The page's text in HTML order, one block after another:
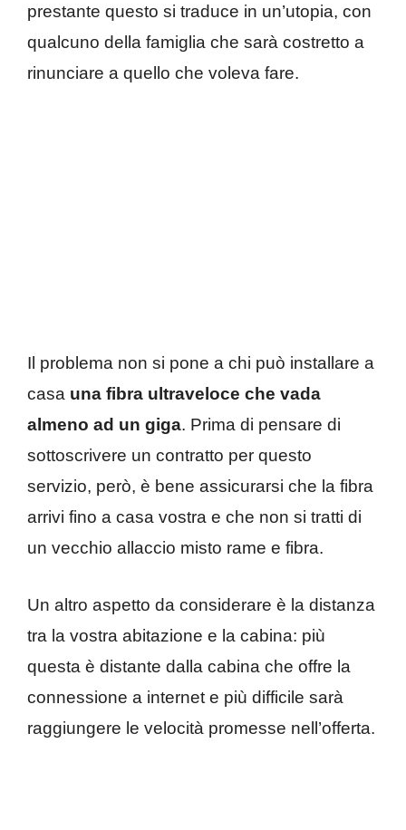
prestante questo si traduce in un’utopia, con
qualcuno della famiglia che sarà costretto a
rinunciare a quello che voleva fare.
Il problema non si pone a chi può installare a
casa una fibra ultraveloce che vada
almeno ad un giga. Prima di pensare di
sottoscrivere un contratto per questo
servizio, però, è bene assicurarsi che la fibra
arrivi fino a casa vostra e che non si tratti di
un vecchio allaccio misto rame e fibra.
Un altro aspetto da considerare è la distanza
tra la vostra abitazione e la cabina: più
questa è distante dalla cabina che offre la
connessione a internet e più difficile sarà
raggiungere le velocità promesse nell’offerta.